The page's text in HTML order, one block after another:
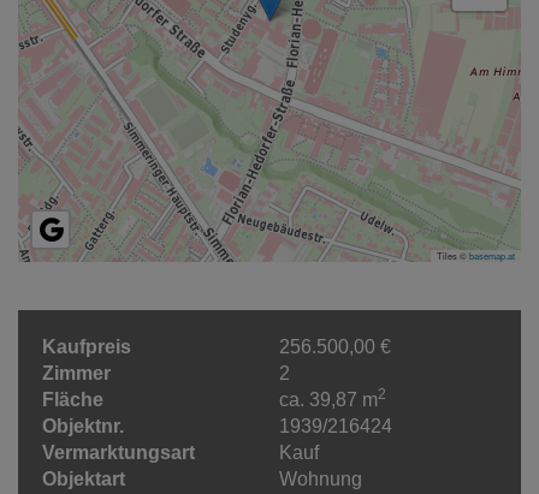
Tiles ©basemap.at
Kaufpreis
256.500,00 €
Zimmer
2
Fläche
ca. 39,87 m2
Objektnr.
1939/216424
Vermarktungsart
Kauf
Objektart
Wohnung